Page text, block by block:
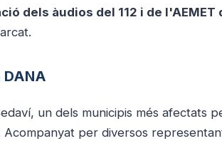
dels àudios del 112 i de l'AEMET
un dels municipis més afectats
per diversos